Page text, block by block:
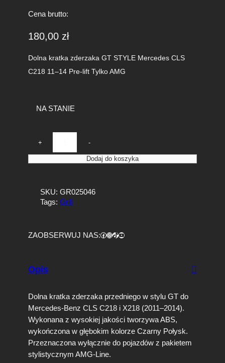
Cena brutto:
180,00 zł
Dolna kratka zderzaka GT STYLE Mercedes CLS
C218 11–14 Pre-lift Tylko AMG
NA STANIE
o
K
t
Z
d
e
r
z
a
k
-
+
Dodaj do koszyka
SKU: GR025046
Tags: Grill
ZAOBSERWUJ NAS:Facebook https://www.instagram.com/tuningbaza.pl https://www.tiktok.com/@tuningbaza.pl YouTube
Opis
Dolna kratka zderzaka przedniego w stylu GT do
Mercedes-Benz CLS C218 i X218 (2011–2014).
Wykonana z wysokiej jakości tworzywa ABS,
wykończona w głębokim kolorze Czarny Połysk.
Przeznaczona wyłącznie do pojazdów z pakietem
stylistycznym AMG-Line.